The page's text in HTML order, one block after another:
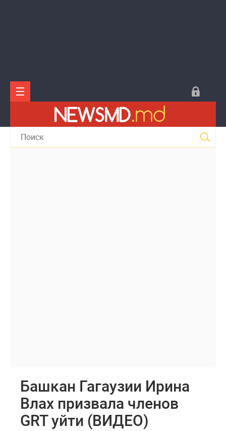
Башкан Гагаузии Ирина
Влах призвала членов
GRT уйти (ВИДЕО)